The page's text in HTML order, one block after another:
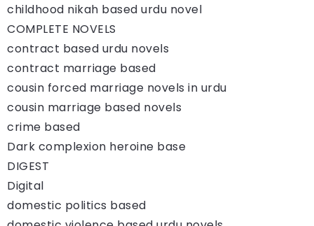
childhood nikah based urdu novel
COMPLETE NOVELS
contract based urdu novels
contract marriage based
cousin forced marriage novels in urdu
cousin marriage based novels
crime based
Dark complexion heroine base
DIGEST
Digital
domestic politics based